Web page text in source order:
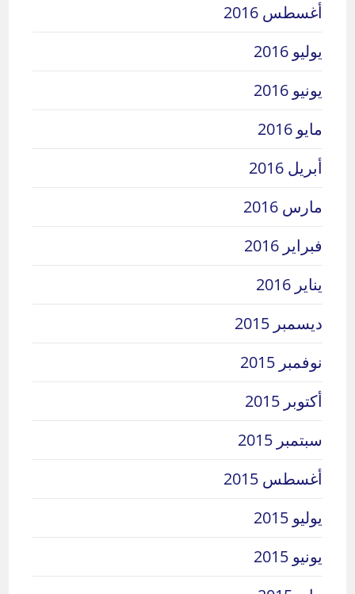
أغسطس 2016
يوليو 2016
يونيو 2016
مايو 2016
أبريل 2016
مارس 2016
فبراير 2016
يناير 2016
ديسمبر 2015
نوفمبر 2015
أكتوبر 2015
سبتمبر 2015
أغسطس 2015
يوليو 2015
يونيو 2015